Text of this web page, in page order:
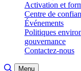
Activation et
Centre de
Événements
Politiques
gouvernance
Contactez-nous
Basculer la recherche
Menu